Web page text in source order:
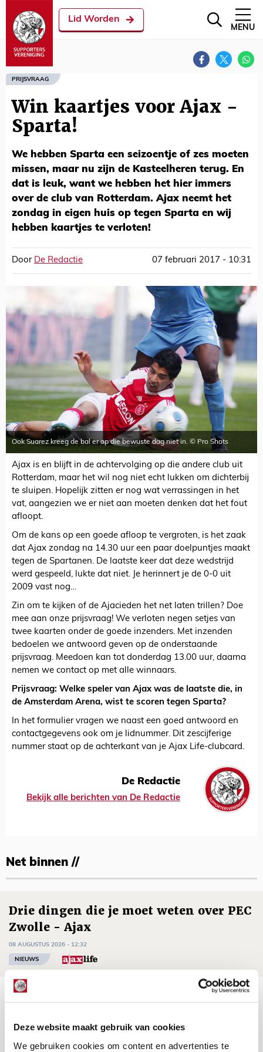
Deze website maakt gebruik van cookies
We gebruiken cookies om content en advertenties te
Lid Worden
MENU
PRIJSVRAAG
Win kaartjes voor Ajax -
Sparta!
We hebben Sparta een seizoentje of zes moeten
missen, maar nu zijn de Kasteelheren terug. En
dat is leuk, want we hebben het hier immers
over de club van Rotterdam. Ajax neemt het
zondag in eigen huis op tegen Sparta en wij
hebben kaartjes te verloten!
Door De Redactie 07 februari 2017 - 10:31
Ook Suarez kreeg de bal er op die bewuste dag niet in. © Pro Shots
Ajax is en blijft in de achtervolging op die andere club uit
Rotterdam, maar het wil nog niet echt lukken om dichterbij
te sluipen. Hopelijk zitten er nog wat verrassingen in het
vat, aangezien we er niet aan moeten denken dat het fout
afloopt.
Om de kans op een goede afloop te vergroten, is het zaak
dat Ajax zondag na 14.30 uur een paar doelpuntjes maakt
tegen de Spartanen. De laatste keer dat deze wedstrijd
werd gespeeld, lukte dat niet. Je herinnert je de 0-0 uit
2009 vast nog…
Zin om te kijken of de Ajacieden het net laten trillen? Doe
mee aan onze prijsvraag! We verloten negen setjes van
twee kaarten onder de goede inzenders. Met inzenden
bedoelen we antwoord geven op de onderstaande
prijsvraag. Meedoen kan tot donderdag 13.00 uur, daarna
nemen we contact op met alle winnaars.
Prijsvraag: Welke speler van Ajax was de laatste die, in
de Amsterdam Arena, wist te scoren tegen Sparta?
In het formulier vragen we naast een goed antwoord en
contactgegevens ook om je lidnummer. Dit zescijferige
nummer staat op de achterkant van je Ajax Life-clubcard.
De Redactie
Bekijk alle berichten van De Redactie
Net binnen //
Drie dingen die je moet weten over PEC
Zwolle - Ajax
08 AUGUSTUS 2026 - 12:32
NIEUWS
Míchels elf: met welke formatie begin
08 AUGUSTUS 2026 - 11:34
NIEUWS